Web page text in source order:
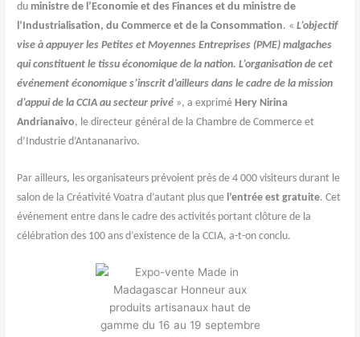
du ministre de l’Economie et des Finances et du ministre de
l’Industrialisation, du Commerce et de la Consommation. «L’objectif
vise à appuyer les Petites et Moyennes Entreprises (PME) malgaches
qui constituent le tissu économique de la nation. L’organisation de cet
événement économique s’inscrit d’ailleurs dans le cadre de la mission
d’appui de la CCIA au secteur privé », a exprimé Hery Nirina
Andrianaivo, le directeur général de la Chambre de Commerce et
d’Industrie d’Antananarivo.
Par ailleurs, les organisateurs prévoient près de 4 000 visiteurs durant le
salon de la Créativité Voatra d’autant plus que l’entrée est gratuite. Cet
événement entre dans le cadre des activités portant clôture de la
célébration des 100 ans d’existence de la CCIA, a-t-on conclu.